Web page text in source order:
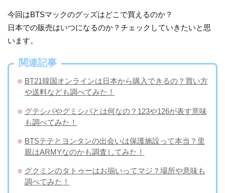
今回はBTSマックのグッズはどこで買えるのか？
日本での販売はいつになるのか？チェックしていきたいと思
います。
関連記事
BT21韓国オンラインは日本から購入できるの？買い方
や送料なども調べてみた！
グテシパやグミシパとは何なの？123や126が表す意味
も調べてみた！
BTSテテとヨンタンの出会いは保護施設って本当？里
親はARMYなのかも調査してみた！
​グクミンのタトゥーはお揃いってマジ？場所や意味も
調べてみた！